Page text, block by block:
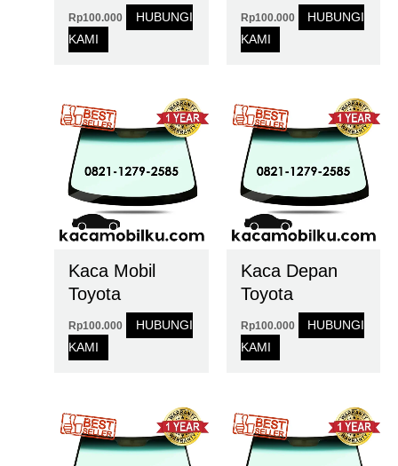
Rp100.000
HUBUNGI
KAMI
Rp100.000
HUBUNGI
KAMI
Kaca Mobil
Toyota
Rp100.000
HUBUNGI
KAMI
Kaca Depan
Toyota
Rp100.000
HUBUNGI
KAMI